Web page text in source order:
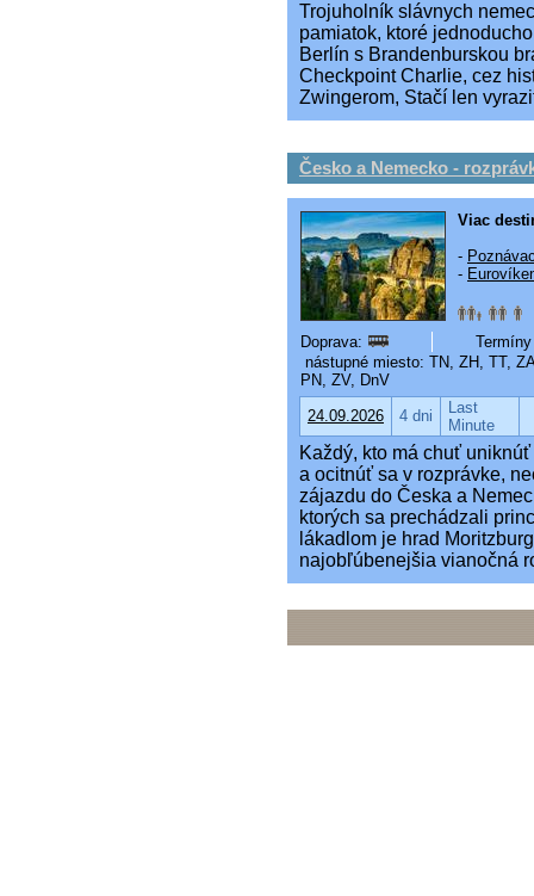
Trojuholník slávnych
pamiatok, ktoré
Berlín s Brandenburskou
Checkpoint Charlie, cez
Zwingerom, Stačí len
Česko a Nemecko -
Viac
-
-
Doprava:
nástupné miesto: TN, ZH, TT,
PN, ZV, DnV
24.09.2026
4 dni
Last
Minute
Každý, kto má chuť
a ocitnúť sa v rozprávke,
zájazdu do Česka a
ktorých sa prechádzali
lákadlom je hrad
najobľúbenejšia vianočná